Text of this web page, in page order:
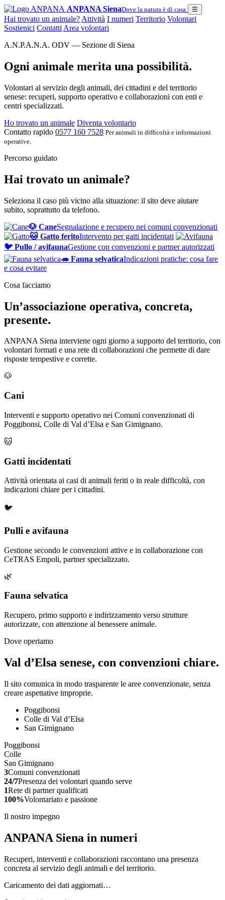
ANPANA SienaDove la natura è di casa ☰
Hai trovato un animale? Attività I numeri Territorio Volontari
Sostienici Contatti Area volontari
A.N.P.A.N.A. ODV — Sezione di Siena
Ogni animale merita una possibilità.
Volontari al servizio degli animali, dei cittadini e del territorio
senese: recuperi, supporto operativo e collaborazioni con enti e
centri specializzati.
Ho trovato un animale Diventa volontario
Contatto rapido 0577 160 7528 Per animali in difficoltà e informazioni
operative.
Percorso guidato
Hai trovato un animale?
Seleziona il caso più vicino alla situazione: il sito deve aiutare
subito, soprattutto da telefono.
🐶 CaneSegnalazione e recupero nei comuni convenzionati
🐱 Gatto feritoIntervento per gatti incidentati
🐦 Pullo / avifaunaGestione con convenzioni e partner autorizzati
🦔 Fauna selvaticaIndicazioni pratiche: cosa fare
e cosa evitare
Cosa facciamo
Un’associazione operativa, concreta,
presente.
ANPANA Siena interviene ogni giorno a supporto del territorio, con
volontari formati e una rete di collaborazioni che permette di dare
risposte tempestive e corrette.
🐶
Cani
Interventi e supporto operativo nei Comuni convenzionati di
Poggibonsi, Colle di Val d’Elsa e San Gimignano.
🐱
Gatti incidentati
Attività orientata ai casi di animali feriti o in reale difficoltà, con
indicazioni chiare per i cittadini.
🐦
Pulli e avifauna
Gestione secondo le convenzioni attive e in collaborazione con
CeTRAS Empoli, partner specializzato.
🌿
Fauna selvatica
Recupero, primo supporto e indirizzamento verso strutture
autorizzate, con attenzione al benessere animale.
Dove operiamo
Val d’Elsa senese, con convenzioni chiare.
Il sito comunica in modo trasparente le aree convenzionate, senza
creare aspettative improprie.
Poggibonsi
Colle di Val d’Elsa
San Gimignano
Poggibonsi
Colle
San Gimignano
3Comuni convenzionati
24/7Presenza dei volontari quando serve
1Rete di partner qualificati
100%Volontariato e passione
Il nostro impegno
ANPANA Siena in numeri
Recuperi, interventi e collaborazioni raccontano una presenza
concreta al servizio degli animali e del territorio.
Caricamento dei dati aggiornati…